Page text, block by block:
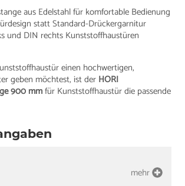
aus Edelstahl für komfortable Bedienung
statt Standard-Drückergarnitur
und DIN rechts Kunststoffhaustüren
einen hochwertigen,
geben möchtest, ist der HORI
900 mmfür Kunststoffhaustür die passende
mehr